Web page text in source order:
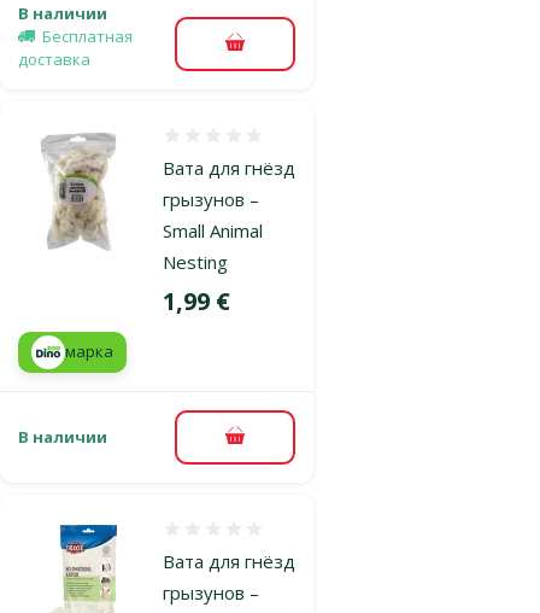
В наличии
Бесплатная
доставка
В корзину
Вата для гнёзд
грызунов –
Small Animal
Nesting
Цена
1,99 €
марка
В наличии В корзину
Вата для гнёзд
грызунов –